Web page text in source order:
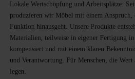
Lokale Wertschöpfung und Arbeitsplätze:
produzieren wir Möbel mit einem Anspruch,
Funktion hinausgeht. Unsere Produkte
Materialien, teilweise in eigener Fertigung in
kompensiert und mit einem klaren
und Verantwortung. Für Menschen, die
legen.